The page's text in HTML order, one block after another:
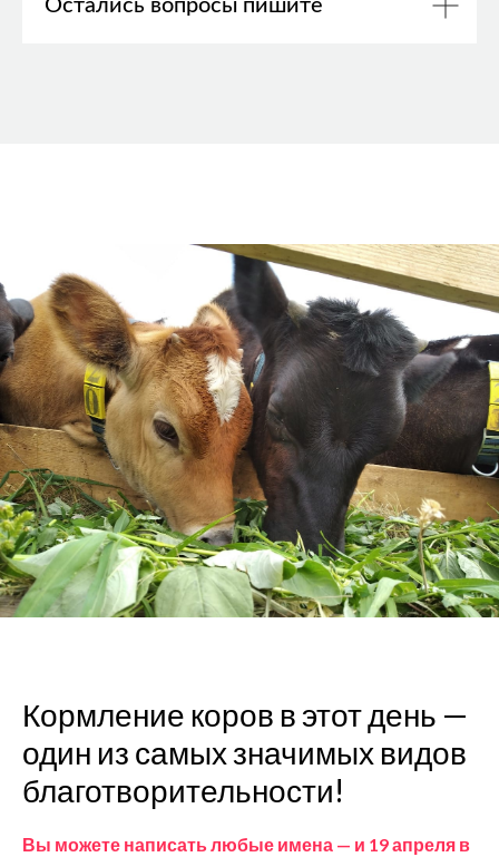
Остались вопросы пишите
Кормление коров в этот день —
один из самых значимых видов
благотворительности!
Вы можете написать любые имена — и 19 апреля в